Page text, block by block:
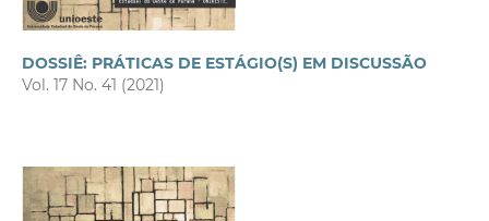
DOSSIÊ: PRÁTICAS DE ESTÁGIO(S) EM DISCUSSÃO
Vol. 17 No. 41 (2021)